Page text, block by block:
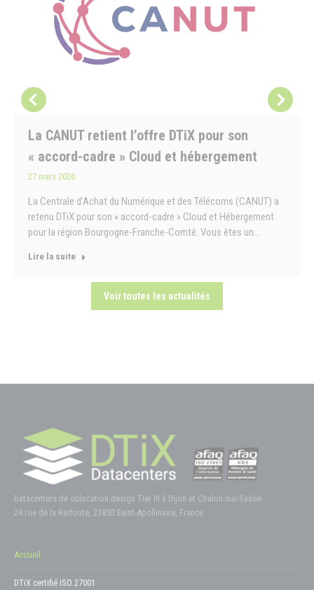
La CANUT retient l’offre DTiX pour son
« accord-cadre » Cloud et hébergement
27 mars 2026
La Centrale d’Achat du Numérique et des Télécoms (CANUT) a
retenu DTiX pour son « accord-cadre » Cloud et Hébergement
pour la région Bourgogne-Franche-Comté. Vous êtes un…
Lire la suite
Voir toutes les actualités
Datacenters de colocation design Tier III à Dijon et Chalon-sur-Saône
24 rue de la Redoute, 21850 Saint-Apollinaire, France
Accueil
DTiX certifié ISO 27001